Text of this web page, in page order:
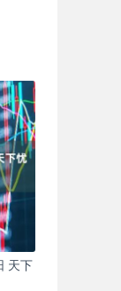
天下